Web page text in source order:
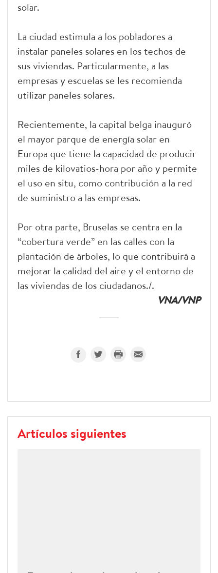
solar.
La ciudad estimula a los pobladores a
instalar paneles solares en los techos de
sus viviendas. Particularmente, a las
empresas y escuelas se les recomienda
utilizar paneles solares.
Recientemente, la capital belga inauguró
el mayor parque de energía solar en
Europa que tiene la capacidad de producir
miles de kilovatios-hora por año y permite
el uso en situ, como contribución a la red
de suministro a las empresas.
Por otra parte, Bruselas se centra en la
“cobertura verde” en las calles con la
plantación de árboles, lo que contribuirá a
mejorar la calidad del aire y el entorno de
las viviendas de los ciudadanos./.
VNA/VNP
Artículos siguientes